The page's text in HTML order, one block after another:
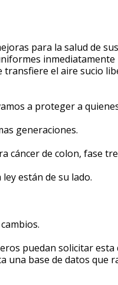
para la salud de
el aire sucio
a proteger a
generaciones.
cáncer de colon, fase
están de su lado.
puedan solicitar
una base de datos que